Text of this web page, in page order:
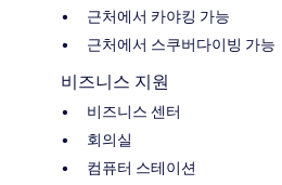
근처에서 카야킹 가능
근처에서 스쿠버다이빙 가능
비즈니스 지원
비즈니스 센터
회의실
컴퓨터 스테이션